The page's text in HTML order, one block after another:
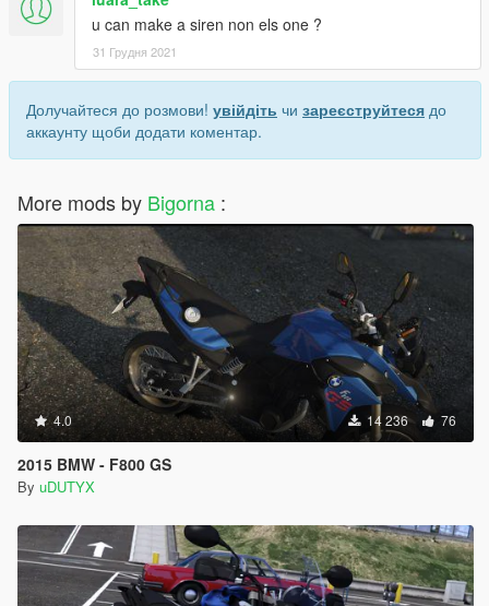
u can make a siren non els one ?
31 Грудня 2021
Долучайтеся до розмови! увійдіть чи зареєструйтеся до
аккаунту щоби додати коментар.
More mods by Bigorna :
4.0 14 236 76
2015 BMW - F800 GS
By uDUTYX